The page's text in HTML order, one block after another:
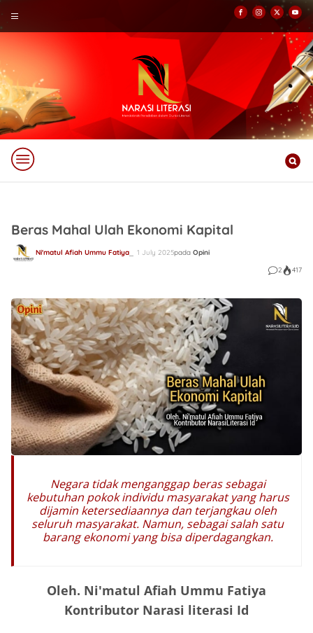
Beras Mahal Ulah Ekonomi Kapital
Ni'matul Afiah Ummu Fatiya 1 July 2025pada Opini
2
417
Negara tidak menganggap beras sebagai
kebutuhan pokok individu masyarakat yang harus
dijamin ketersediaannya dan terjangkau oleh
seluruh masyarakat. Namun, sebagai salah satu
barang ekonomi yang bisa diperdagangkan.
Oleh. Ni'matul Afiah Ummu Fatiya
Kontributor Narasi literasi Id